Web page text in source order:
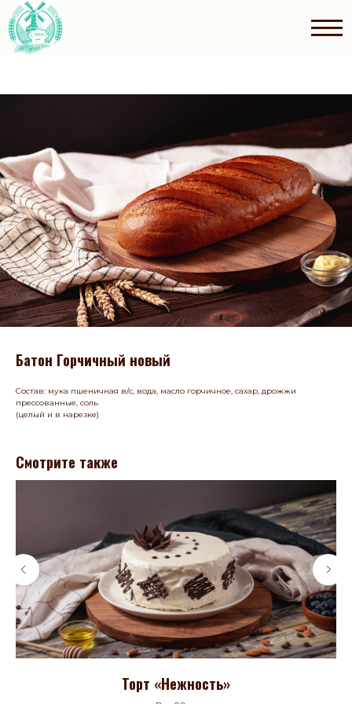
Батон Горчичный новый
Состав: мука пшеничная в/с, вода, масло горчичное, сахар, дрожжи
прессованные, соль
(целый и в нарезке)
Смотрите также
Торт «Нежность»